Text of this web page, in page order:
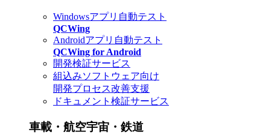
Windowsアプリ自動テスト
QCWing
Androidアプリ自動テスト
QCWing for Android
開発検証サービス
組込みソフトウェア向け
開発プロセス改善支援
ドキュメント検証サービス
車載・航空宇宙・鉄道